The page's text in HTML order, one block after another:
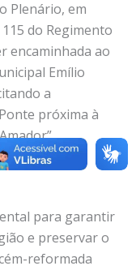
Plenário, em
do Regimento
encaminhada ao
Emílio
a
próxima à
para garantir
e preservar o
reformada